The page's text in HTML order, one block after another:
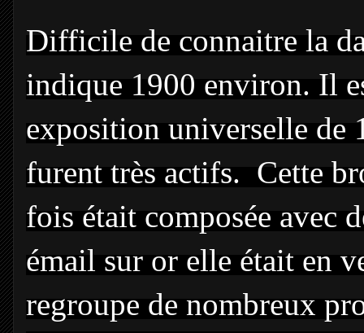
Difficile de connaitre la
indique 1900 environ. Il
exposition universelle de
furent très actifs. Cette
fois était composée avec
émail sur or elle était en
regroupe de nombreux